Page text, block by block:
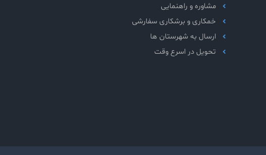
مشاوره و راهنمایی
خمکاری و برشکاری سفارشی
ارسال به شهرستان ها
تحویل در اسرع وقت